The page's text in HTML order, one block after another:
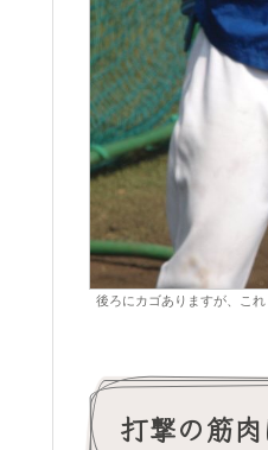
後ろにカゴありますが、こ
打撃の筋